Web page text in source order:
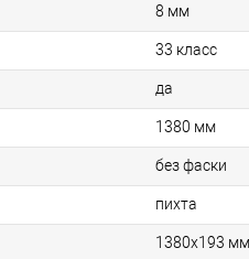
8 мм
33 класс
да
1380 мм
без фаски
пихта
1380х193 мм